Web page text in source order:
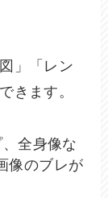
」「レン
きます。
全身像な
像のブレが